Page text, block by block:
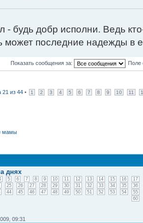
будь добр исполни. Ведь
последние надежды в
Показать сообщения за: Поле
21 из 44 • 1 2 3 4 5 6 7 8 9 10 11
мамы
днях
5 6 7 8 9 10 11 12 13 14 15 16
17
25 26 27 28 29 30 31 32 33 34 35
36
44 45 46 47 48 49 50 51 52 53 54
55
60
09:31